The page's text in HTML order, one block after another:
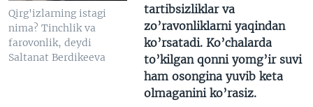
Qirg'izlarning istagi
nima? Tinchlik va
farovonlik, deydi
Saltanat Berdikeeva
tartibsizliklar va
zo’ravonliklarni yaqindan
ko’rsatadi. Ko’chalarda
to’kilgan qonni yomg’ir suvi
ham osongina yuvib keta
olmaganini ko’rasiz.